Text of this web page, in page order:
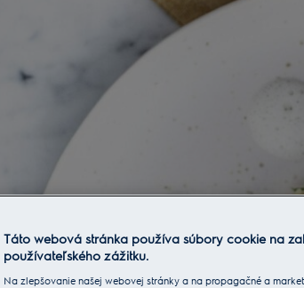
Táto webová stránka používa súbory cookie na
používateľského zážitku.
Na zlepšovanie našej webovej stránky a na propagačné a